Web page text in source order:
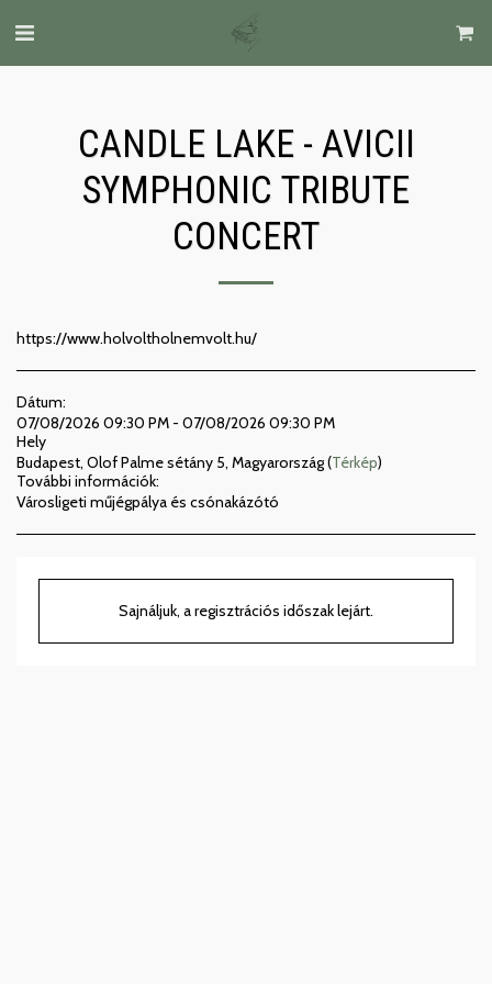
CANDLE LAKE - AVICII
SYMPHONIC TRIBUTE
CONCERT
https://www.holvoltholnemvolt.hu/
Dátum:
07/08/2026 09:30 PM - 07/08/2026 09:30 PM
Hely
Budapest, Olof Palme sétány 5, Magyarország (Térkép)
További információk:
Városligeti műjégpálya és csónakázótó
Sajnáljuk, a regisztrációs időszak lejárt.